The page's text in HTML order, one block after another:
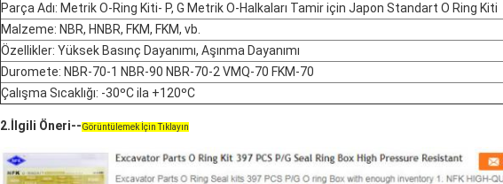
Parça Adı: Metrik O-Ring Kiti- P, G Metrik O-Halkaları Tamir için Japon Standart O Ring Kiti
Malzeme: NBR, HNBR, FKM, FKM, vb.
Özellikler: Yüksek Basınç Dayanımı, Aşınma Dayanımı
Duromete: NBR-70-1 NBR-90 NBR-70-2 VMQ-70 FKM-70
Çalışma Sıcaklığı: -30ºC ila +120ºC
2. İlgili Öneri--Görüntülemek İçin Tıklayın